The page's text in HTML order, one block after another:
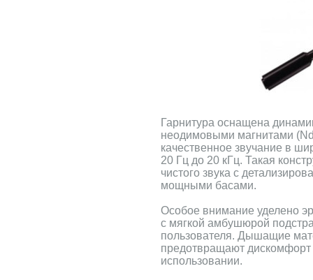
Гарнитура оснащена
неодимовыми магнитами
качественное звучание в
20 Гц до 20 кГц. Такая
чистого звука с
мощными басами.
Особое внимание уделено
с мягкой амбушюрой
пользователя. Дышащие
предотвращают
использовании.